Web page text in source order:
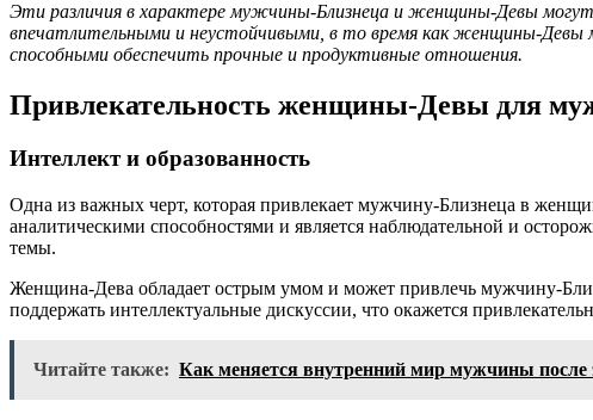
Эти различия в характере мужчины-Близнеца и женщины-Девы
впечатлительными и неустойчивыми, в то время как женщины-
способными обеспечить прочные и продуктивные отношения.
Привлекательность женщины-Девы для
Интеллект и образованность
Одна из важных черт, которая привлекает мужчину-Близнеца в
аналитическими способностями и является наблюдательной и
темы.
Женщина-Дева обладает острым умом и может привлечь мужчину-
поддержать интеллектуальные дискуссии, что окажется
Читайте также: Как меняется внутренний мир мужчины после